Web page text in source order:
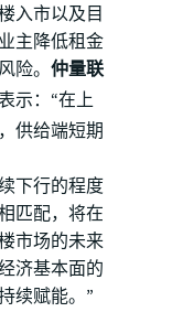
入市以及目
主降低租金
险。 仲量联
示：“在上
供给端短期
下行的程度
匹配，将在
市场的未来
济基本面的
续赋能。”